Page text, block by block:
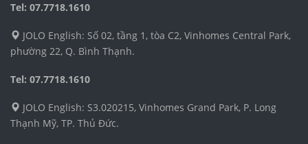
Tel: 07.7718.1610
JOLO English: Số 02, tầng 1, tòa C2, Vinhomes Central Park,
phường 22, Q. Bình Thạnh.
Tel: 07.7718.1610
JOLO English: S3.020215, Vinhomes Grand Park, P. Long
Thạnh Mỹ, TP. Thủ Đức.